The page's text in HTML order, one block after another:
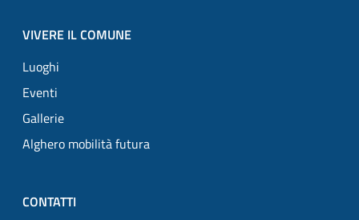
VIVERE IL COMUNE
Luoghi
Eventi
Gallerie
Alghero mobilità futura
CONTATTI